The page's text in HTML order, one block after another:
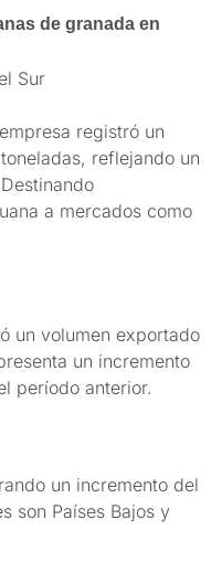
de granada en
Sur
registró un
reflejando un
a mercados como
un volumen exportado
un incremento
período anterior.
un incremento del
son Países Bajos y